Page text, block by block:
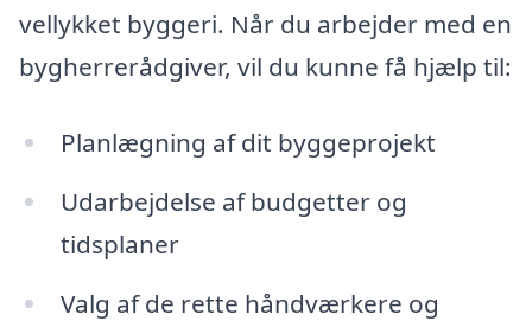
vellykket byggeri. Når du arbejder med en
bygherrerådgiver, vil du kunne få hjælp til:
Planlægning af dit byggeprojekt
Udarbejdelse af budgetter og
tidsplaner
Valg af de rette håndværkere og